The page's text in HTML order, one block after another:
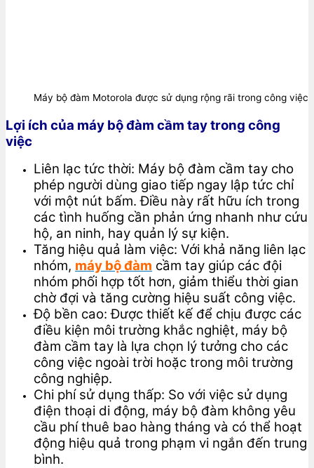
Máy bộ đàm Motorola được sử dụng rộng rãi trong công việc
Lợi ích của máy bộ đàm cầm tay trong công
việc
Liên lạc tức thời: Máy bộ đàm cầm tay cho
phép người dùng giao tiếp ngay lập tức chỉ
với một nút bấm. Điều này rất hữu ích trong
các tình huống cần phản ứng nhanh như cứu
hộ, an ninh, hay quản lý sự kiện.
Tăng hiệu quả làm việc: Với khả năng liên lạc
nhóm, máy bộ đàm cầm tay giúp các đội
nhóm phối hợp tốt hơn, giảm thiểu thời gian
chờ đợi và tăng cường hiệu suất công việc.
Độ bền cao: Được thiết kế để chịu được các
điều kiện môi trường khắc nghiệt, máy bộ
đàm cầm tay là lựa chọn lý tưởng cho các
công việc ngoài trời hoặc trong môi trường
công nghiệp.
Chi phí sử dụng thấp: So với việc sử dụng
điện thoại di động, máy bộ đàm không yêu
cầu phí thuê bao hàng tháng và có thể hoạt
động hiệu quả trong phạm vi ngắn đến trung
bình.